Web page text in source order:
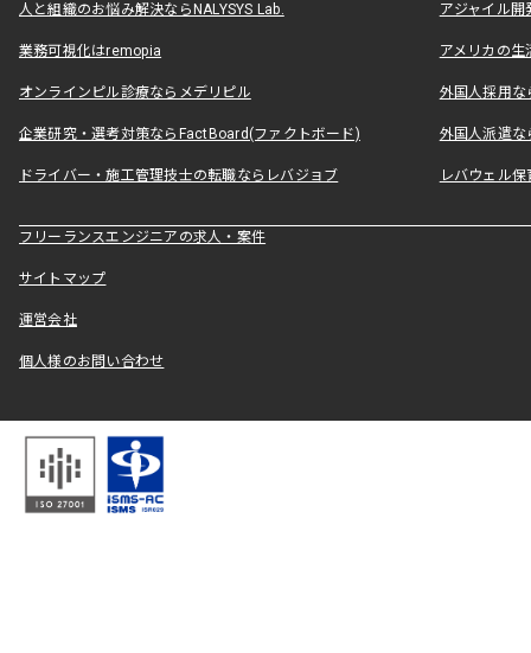
人と組織のお悩み解決ならNALYSYS Lab. アジャイル
業務可視化はremopia アメリカの
オンラインピル診療ならメデリピル 外国人採用
企業研究・選考対策ならFactBoard(ファクトボード) 外国人派遣な
ドライバー・施工管理技士の転職ならレバジョブ レバウェル
フリーランスエンジニアの求人・案件
サイトマップ
運営会社
個人様のお問い合わせ